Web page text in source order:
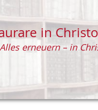
in Christo
Alles erneuern – in